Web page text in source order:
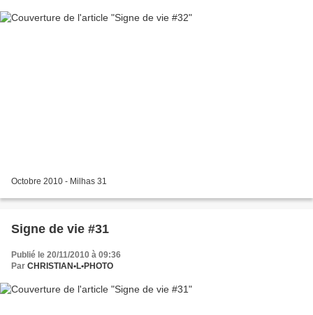
Octobre 2010 - Milhas 31
Signe de vie #31
Publié le 20/11/2010 à 09:36
Par CHRISTIAN•L•PHOTO